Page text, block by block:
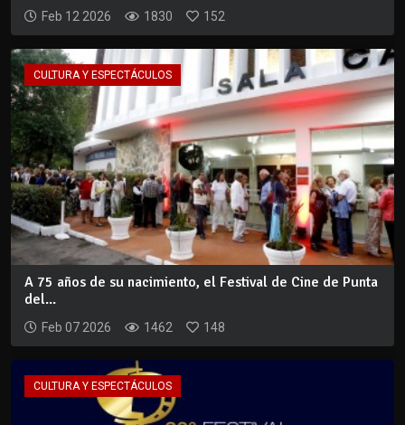
Feb 12 2026 1830 152
CULTURA Y ESPECTÁCULOS
A 75 años de su nacimiento, el Festival de Cine de Punta
del...
Feb 07 2026 1462 148
CULTURA Y ESPECTÁCULOS